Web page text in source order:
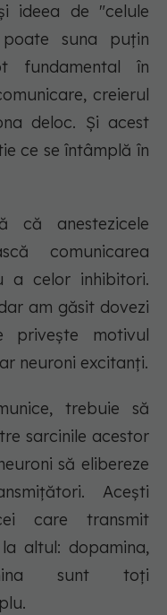
ideea de "celule
suna puțin
fundamental în
creierul
deloc. Și acest
ce se întâmplă în
că anestezicele
comunicarea
a celor inhibitori.
am găsit dovezi
privește motivul
neuroni excitanți.
trebuie să
sarcinile acestor
să elibereze
Acești
care transmit
altul: dopamina,
sunt toți